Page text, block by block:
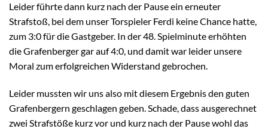
Leider führte dann kurz nach der Pause ein erneuter
Strafstoß, bei dem unser Torspieler Ferdi keine Chance hatte,
zum 3:0 für die Gastgeber. In der 48. Spielminute erhöhten
die Grafenberger gar auf 4:0, und damit war leider unsere
Moral zum erfolgreichen Widerstand gebrochen.
Leider mussten wir uns also mit diesem Ergebnis den guten
Grafenbergern geschlagen geben. Schade, dass ausgerechnet
zwei Strafstöße kurz vor und kurz nach der Pause wohl das